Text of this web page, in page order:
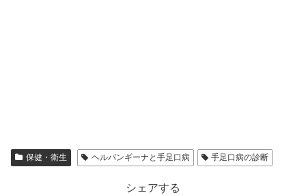
保健・衛生 ヘルパンギーナと手足口病 手足口病の診断
シェアする